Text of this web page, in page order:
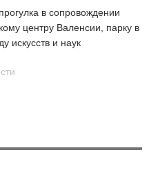
в сопровождении
центру Валенсии, парку в
искусств и наук